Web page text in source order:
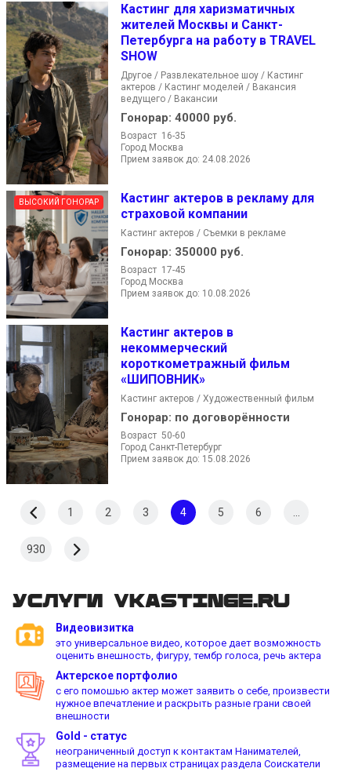
Кастинг для харизматичных
жителей Москвы и Санкт-
Петербурга на работу в TRAVEL
SHOW
Другое / Развлекательное шоу / Кастинг
актеров / Кастинг моделей / Вакансия
ведущего / Вакансии
Гонорар: 40000 руб.
Возраст 16-35
Город Москва
Прием заявок до: 24.08.2026
ВЫСОКИЙ ГОНОРАР
Кастинг актеров в рекламу для
страховой компании
Кастинг актеров / Съемки в рекламе
Гонорар: 350000 руб.
Возраст 17-45
Город Москва
Прием заявок до: 10.08.2026
Кастинг актеров в
некоммерческий
короткометражный фильм
«ШИПОВНИК»
Кастинг актеров / Художественный фильм
Гонорар: по договорённости
Возраст 50-60
Город Санкт-Петербург
Прием заявок до: 15.08.2026
1 2 3 4 5 6
930
Услуги vkastinge.ru
Видеовизитка
это универсальное видео, которое дает возможность
оценить внешность, фигуру, тембр голоса, речь актера
Актерское портфолио
с его помошью актер может заявить о себе, произвести
нужное впечатление и раскрыть разные грани своей
внешности
Gold - статус
неограниченный доступ к контактам Нанимателей,
размещение на первых страницах раздела Соискатели